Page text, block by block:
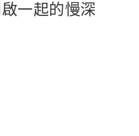
一起的慢深